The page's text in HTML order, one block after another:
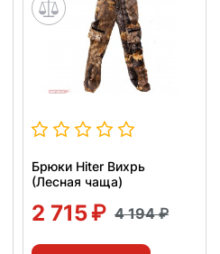
Брюки Hiter Вихрь
(Лесная чаща)
2 715 4 194